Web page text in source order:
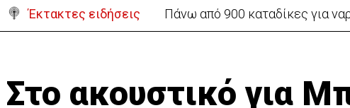
Έκτακτες ειδήσεις Θέλει να ξαναζωντανέψει την
Στο ακουστικό για